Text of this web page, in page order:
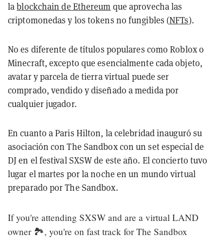
lablockchain de Ethereum que aprovecha las
criptomonedas y los tokens no fungibles (NFTs).
No es diferente de títulos populares como Roblox o
Minecraft, excepto que esencialmente cada objeto,
avatar y parcela de tierra virtual puede ser
comprado, vendido y diseñado a medida por
cualquier jugador.
En cuanto a Paris Hilton, la celebridad inauguró su
asociación con The Sandbox con un set especial de
DJ en el festival SXSW de este año. El concierto tuvo
lugar el martes por la noche en un mundo virtual
preparado por The Sandbox.
If you're attending SXSW and are a virtual LAND
owner 🏞, you're on fast track for The Sandbox